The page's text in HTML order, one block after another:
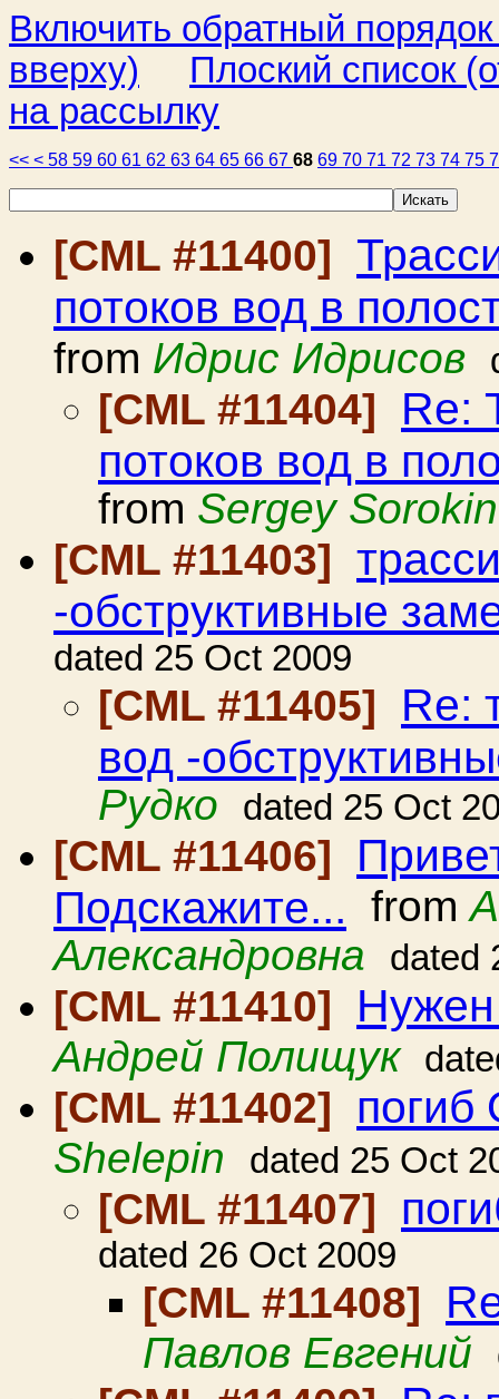
Включить обратный
вверху)
Плоский список
на рассылку
<< < 58 59 60 61 62 63 64 65 66 67 68 69 70 71 72 73 74 75
[CML #11400]
потоков вод в
from Идрис Идрисов
[CML #11404] Re:
потоков вод в
from Sergey Sorokin
[CML #11403]
-обструктивные
dated 25 Oct 2009
[CML #11405] Re:
вод -
Рудко
dated 25 Oct
[CML #11406]
Подскажите... from
Александровна
dated
[CML #11410]
Андрей Полищук
[CML #11402] погиб
Shelepin dated 25 Oct
[CML #11407]
dated 26 Oct 2009
[CML #11408]
Павлов Евгений